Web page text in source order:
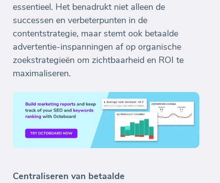
essentieel. Het benadrukt niet alleen de
successen en verbeterpunten in de
contentstrategie, maar stemt ook betaalde
advertentie-inspanningen af op organische
zoekstrategieën om zichtbaarheid en ROI te
maximaliseren.
Centraliseren van betaalde